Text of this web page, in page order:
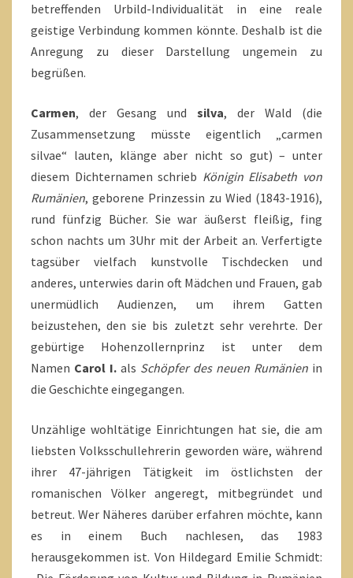
betreffenden Urbild-Individualität in eine reale
geistige Verbindung kommen könnte. Deshalb ist die
Anregung zu dieser Darstellung ungemein zu
begrüßen.
Carmen, der Gesang und silva, der Wald (die
Zusammensetzung müsste eigentlich „carmen
silvae“ lauten, klänge aber nicht so gut) – unter
diesem Dichternamen schrieb Königin Elisabeth von
Rumänien, geborene Prinzessin zu Wied (1843-1916),
rund fünfzig Bücher. Sie war äußerst fleißig, fing
schon nachts um 3Uhr mit der Arbeit an. Verfertigte
tagsüber vielfach kunstvolle Tischdecken und
anderes, unterwies darin oft Mädchen und Frauen, gab
unermüdlich Audienzen, um ihrem Gatten
beizustehen, den sie bis zuletzt sehr verehrte. Der
gebürtige Hohenzollernprinz ist unter dem
Namen Carol I. als Schöpfer des neuen Rumänien in
die Geschichte eingegangen.
Unzählige wohltätige Einrichtungen hat sie, die am
liebsten Volksschullehrerin geworden wäre, während
ihrer 47-jährigen Tätigkeit im östlichsten der
romanischen Völker angeregt, mitbegründet und
betreut. Wer Näheres darüber erfahren möchte, kann
es in einem Buch nachlesen, das 1983
herausgekommen ist. Von Hildegard Emilie Schmidt: